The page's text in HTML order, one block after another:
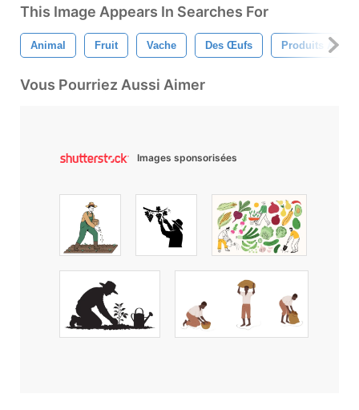
This Image Appears In Searches For
Animal Fruit Vache Des Œufs Produits
Vous Pourriez Aussi Aimer
Images sponsorisées